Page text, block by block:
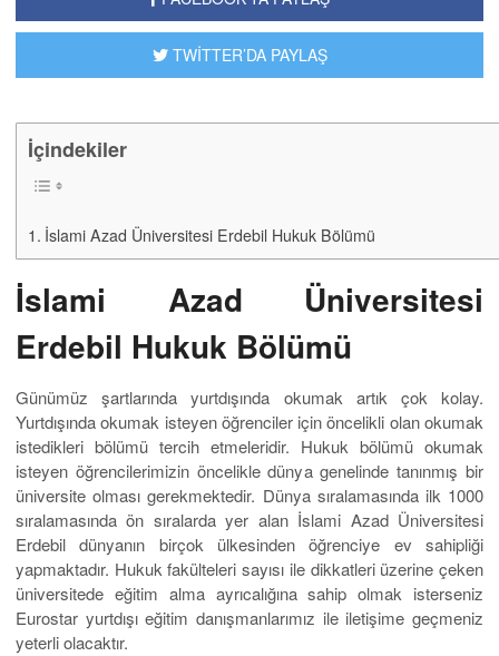
TWİTTER’DA PAYLAŞ
İçindekiler
İslami Azad Üniversitesi Erdebil Hukuk Bölümü
İslami Azad Üniversitesi
Erdebil Hukuk Bölümü
Günümüz şartlarında yurtdışında okumak artık çok kolay.
Yurtdışında okumak isteyen öğrenciler için öncelikli olan okumak
istedikleri bölümü tercih etmeleridir. Hukuk bölümü okumak
isteyen öğrencilerimizin öncelikle dünya genelinde tanınmış bir
üniversite olması gerekmektedir. Dünya sıralamasında ilk 1000
sıralamasında ön sıralarda yer alan İslami Azad Üniversitesi
Erdebil dünyanın birçok ülkesinden öğrenciye ev sahipliği
yapmaktadır. Hukuk fakülteleri sayısı ile dikkatleri üzerine çeken
üniversitede eğitim alma ayrıcalığına sahip olmak isterseniz
Eurostar yurtdışı eğitim danışmanlarımız ile iletişime geçmeniz
yeterli olacaktır.